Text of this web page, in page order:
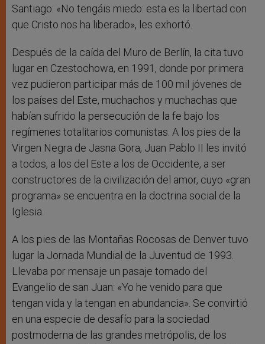
Santiago: «No tengáis miedo: esta es la libertad con
que Cristo nos ha liberado», les exhortó.
Después de la caída del Muro de Berlín, la cita tuvo
lugar en Czestochowa, en 1991, donde por primera
vez pudieron participar más de 100 mil jóvenes de
los países del Este, muchachos y muchachas que
habían sufrido la persecución de la fe bajo los
regímenes totalitarios comunistas. A los pies de la
Virgen Negra de Jasna Gora, Juan Pablo II les invitó
a todos, a los del Este a los de Occidente, a ser
constructores de la civilización del amor, cuyo «gran
programa» se encuentra en la doctrina social de la
Iglesia.
A los pies de las Montañas Rocosas de Denver tuvo
lugar la Jornada Mundial de la Juventud de 1993.
Llevaba por mensaje un pasaje tomado del
Evangelio de san Juan: «Yo he venido para que
tengan vida y la tengan en abundancia». Se convirtió
en una especie de desafío para la sociedad
postmoderna de las grandes metrópolis, de los